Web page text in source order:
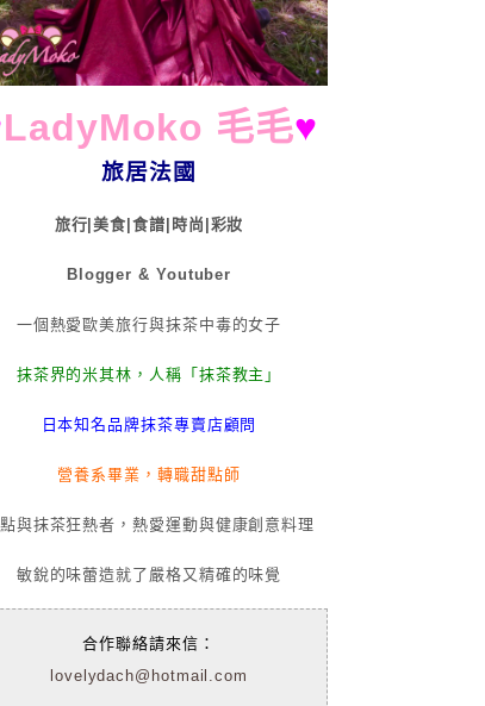
LadyMoko 毛毛♥
旅居法國
旅行|美食|食譜|時尚|彩妝
Blogger & Youtuber
一個熱愛歐美旅行與抹茶中毒的女子
抹茶界的米其林，人稱「抹茶教主」
日本知名品牌抹茶專賣店顧問
營養系畢業，轉職甜點師
與抹茶狂熱者，熱愛運動與健康創意料理
敏銳的味蕾造就了嚴格又精確的味覺
合作聯絡請來信：
lovelydach@hotmail.com